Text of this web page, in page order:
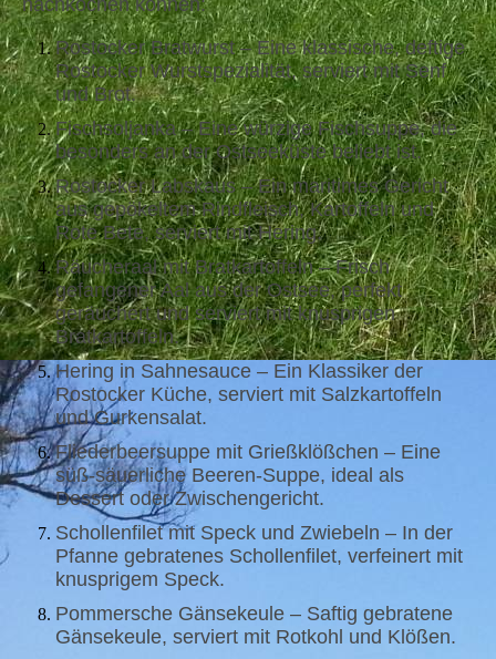
nachkochen können:
Rostocker Bratwurst – Eine klassische, deftige
Rostocker Wurstspezialität, serviert mit Senf
und Brot.
Fischsoljanka – Eine würzige Fischsuppe, die
besonders an der Ostseeküste beliebt ist.
Rostocker Labskaus – Ein maritimes Gericht
aus gepökeltem Rindfleisch, Kartoffeln und
Rote Bete, serviert mit Hering.
Räucheraal mit Bratkartoffeln – Frisch
gefangener Aal aus der Ostsee, perfekt
geräuchert und serviert mit knusprigen
Bratkartoffeln.
Hering in Sahnesauce – Ein Klassiker der
Rostocker Küche, serviert mit Salzkartoffeln
und Gurkensalat.
Fliederbeersuppe mit Grießklößchen – Eine
süß-säuerliche Beeren-Suppe, ideal als
Dessert oder Zwischengericht.
Schollenfilet mit Speck und Zwiebeln – In der
Pfanne gebratenes Schollenfilet, verfeinert mit
knusprigem Speck.
Pommersche Gänsekeule – Saftig gebratene
Gänsekeule, serviert mit Rotkohl und Klößen.